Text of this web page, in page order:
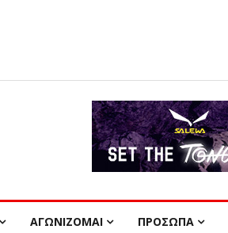
ΑΓΩΝΙΖΟΜΑΙ ΠΡΟΣΩΠΑ